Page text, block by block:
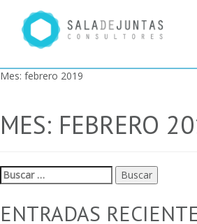
Mes: febrero 2019
MES: FEBRERO
Buscar:
ENTRADAS